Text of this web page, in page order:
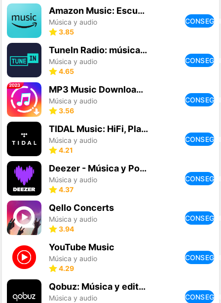
Amazon Music: Escucha Podcasts
Música y audio
3.85
TuneIn Radio: música, fm radio
Música y audio
4.65
MP3 Music Downloader
Música y audio
3.56
TIDAL Music: HiFi, Playlists
Música y audio
4.21
Deezer - Música y Podcasts
Música y audio
4.37
Qello Concerts
Música y audio
3.94
YouTube Music
Música y audio
4.29
Qobuz: Música y editoriale
Música y audio